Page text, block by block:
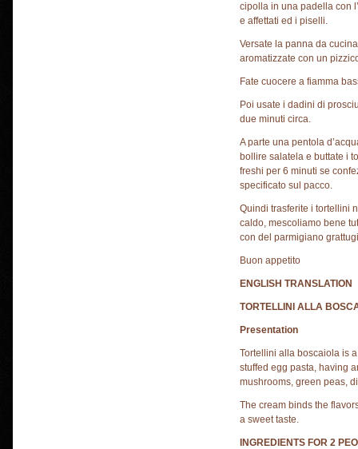
cipolla in una padella con
e affettati ed i piselli.
Versate la panna da
aromatizzate con un
Fate cuocere a fiamma
Poi usate i dadini di
due minuti circa.
A parte una pentola
bollire salatela e buttate i
freshi per 6 minuti se
specificato sul pacco.
Quindi trasferite i tortellini
caldo, mescoliamo bene
con del parmigiano
Buon appetito
ENGLISH TRANSLATION
TORTELLINI ALLA
Presentation
Tortellini alla boscaiola is
stuffed egg pasta, having
mushrooms, green peas,
The cream binds the
a sweet taste.
INGREDIENTS FOR 2